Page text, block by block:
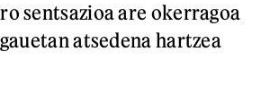
sentsazioa are okerragoa
atsedena hartzea